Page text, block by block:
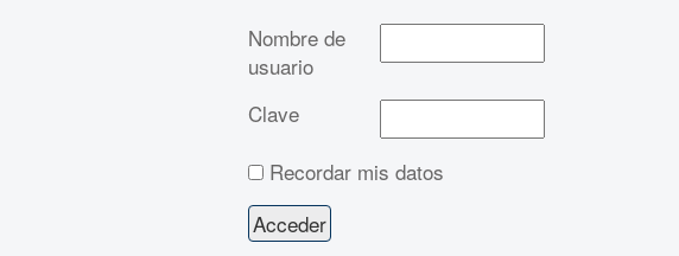
Nombre de
usuario
Clave
Recordar mis datos